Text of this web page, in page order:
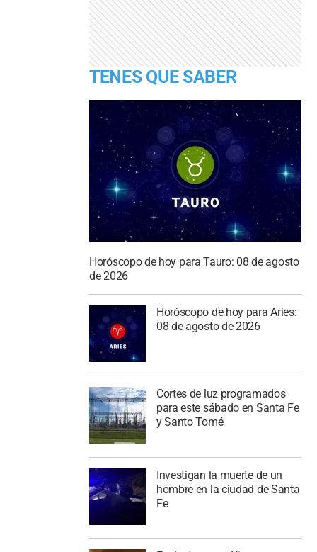
TENES QUE SABER
Horóscopo de hoy para Tauro: 08 de agosto
de 2026
Horóscopo de hoy para Aries:
08 de agosto de 2026
Cortes de luz programados
para este sábado en Santa Fe
y Santo Tomé
Investigan la muerte de un
hombre en la ciudad de Santa
Fe